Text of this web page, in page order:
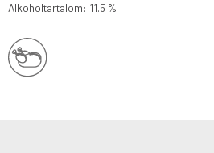
Alkoholtartalom: 11.5 %